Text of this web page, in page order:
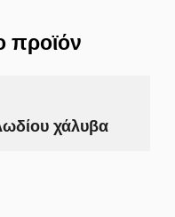
προϊόν
χάλυβα